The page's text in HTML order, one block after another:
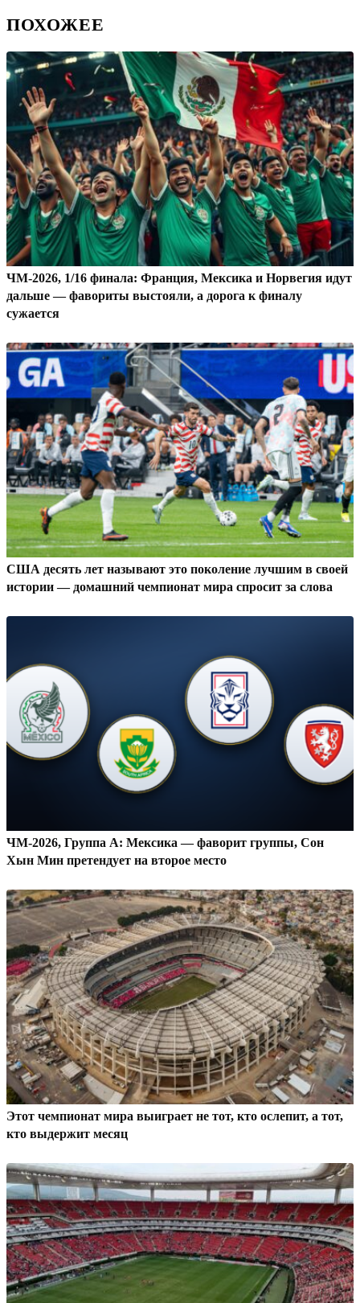
ПОХОЖЕЕ
ЧМ-2026, 1/16 финала: Франция, Мексика и Норвегия идут
дальше — фавориты выстояли, а дорога к финалу
сужается
США десять лет называют это поколение лучшим в своей
истории — домашний чемпионат мира спросит за слова
ЧМ-2026, Группа A: Мексика — фаворит группы, Сон
Хын Мин претендует на второе место
Этот чемпионат мира выиграет не тот, кто ослепит, а тот,
кто выдержит месяц